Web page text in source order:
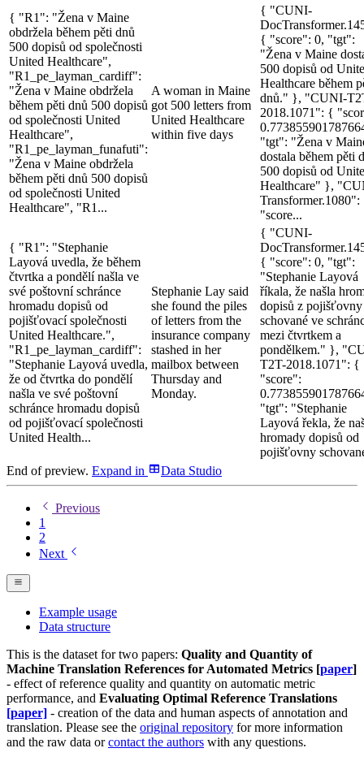
{ "R1": "Žena v Maine
obdržela během pěti dnů
500 dopisů od společnosti
United Healthcare",
"R1_pe_layman_cardiff":
"Žena v Maine obdržela
během pěti dnů 500 dopisů
od společnosti United
Healthcare",
"R1_pe_layman_funafuti":
"Žena v Maine obdržela
během pěti dnů 500 dopisů
od společnosti United
Healthcare", "R1...
A woman in Maine
got 500 letters from
United Healthcare
within five days
{ "CUNI-
{ "score": 0, "tgt":
"Žena v Maine
500 dopisů od
Healthcare během
dnů." }, "CUNI-
2018.1071": {
"tgt": "Žena v
dostala během pěti
500 dopisů od
Healthcare" },
"score...
{ "R1": "Stephanie
Layová uvedla, že během
čtvrtka a pondělí našla ve
své poštovní schránce
hromadu dopisů od
pojišťovací společnosti
United Healthcare.",
"R1_pe_layman_cardiff":
"Stephanie Layová uvedla,
že od čtvrtka do pondělí
našla ve své poštovní
schránce hromadu dopisů
od pojišťovací společnosti
United Health...
Stephanie Lay said
she found the piles
of letters from the
insurance company
stashed in her
mailbox between
Thursday and
Monday.
{ "CUNI-
{ "score": 0, "tgt":
"Stephanie Layová
říkala, že našla
dopisů z pojišťovny
schované ve
mezi čtvrtkem a
pondělkem." },
T2T-2018.1071": {
"score":
"tgt": "Stephanie
Layová řekla, že
hromady dopisů od
pojišťovny
End of preview. Expand in Data Studio
Previous
1
2
Next
Example usage
Data structure
This is the dataset for two papers: Quality and Quantity of
Machine Translation References for Automated Metrics [paper]
- effect of reference quality and quantity on automatic metric
performance, and Evaluating Optimal Reference Translations
[paper] - creation of the data and human aspects of annotation and
translation. Please see the original repository for more information
and the raw data orcontact the authors with any questions.